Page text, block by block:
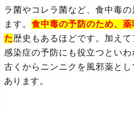
ラ菌やコレラ菌など、食中毒
ます。 食中毒の予防のため、
た歴史もあるほどです。加え
感染症の予防にも役立つとい
古くからニンニクを風邪薬と
あります。